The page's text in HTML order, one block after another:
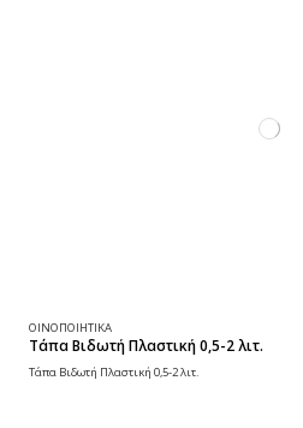
ΟΙΝΟΠΟΙΗΤΙΚΑ
Τάπα Βιδωτή Πλαστική 0,5-2 λιτ.
Τάπα Βιδωτή Πλαστική 0,5-2 λιτ.